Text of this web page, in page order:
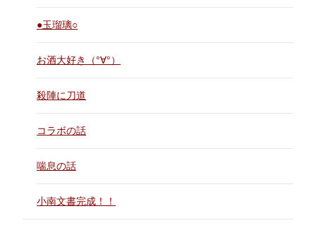
●玉瑠璃○
お酒大好き（°∀°）
殺陣に刀道
コラボの話
喘息の話
小南文書完成！！